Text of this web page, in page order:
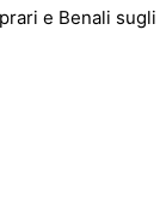
e Benali